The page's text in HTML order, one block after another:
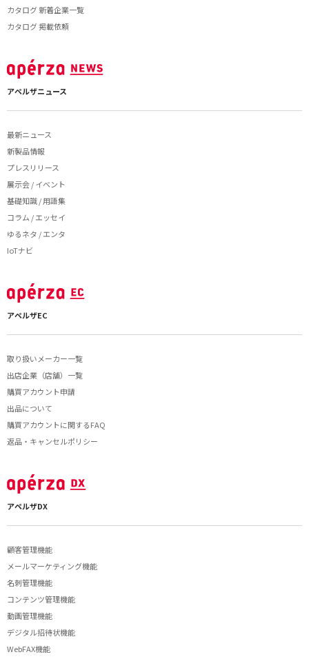
カタログ 新着企業一覧
カタログ 掲載依頼
アペルザニュース
最新ニュース
新製品情報
プレスリリース
展示会 / イベント
基礎知識 / 用語集
コラム / エッセイ
ゆるネタ / エンタ
IoTナビ
アペルザEC
取り扱いメーカー一覧
出店企業（店舗）一覧
購買アカウント申請
出品について
購買アカウントに関するFAQ
返品・キャンセルポリシー
アペルザDX
顧客管理機能
メールマーケティング機能
名刺管理機能
コンテンツ管理機能
動画管理機能
デジタル招待状機能
WebFAX機能